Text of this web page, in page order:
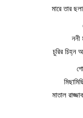
মারে তার
ননী
চুরির চিহ্ন
মাতাল